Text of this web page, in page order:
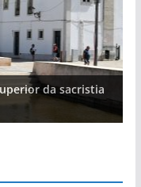
da sacristia